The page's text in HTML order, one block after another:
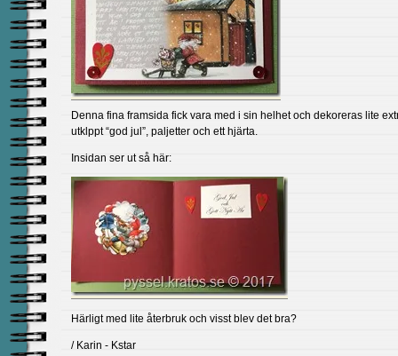
Denna fina framsida fick vara med i sin helhet och dekoreras lite
utklppt “god jul”, paljetter och ett hjärta.
Insidan ser ut så här:
Härligt med lite återbruk och visst blev det bra?
/ Karin - Kstar